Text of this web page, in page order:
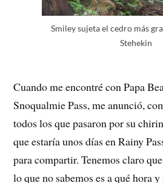
Smiley sujeta el cedro más
Stehekin
Cuando me encontré con Papa
Snoqualmie Pass, me anunció,
todos los que pasaron por su
que estaría unos días en Rainy
para compartir. Tenemos claro
lo que no sabemos es a qué hora